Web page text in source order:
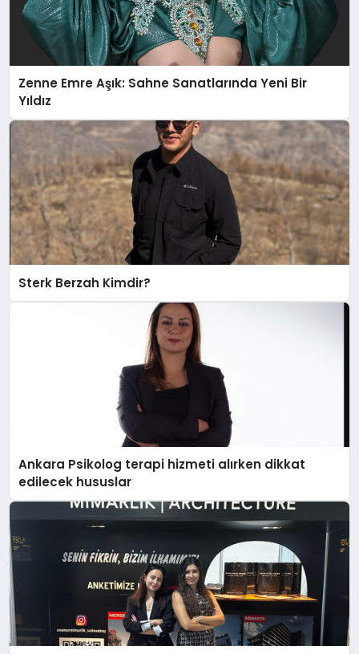
Zenne Emre Aşık: Sahne Sanatlarında Yeni Bir
Yıldız
Sterk Berzah Kimdir?
Ankara Psikolog terapi hizmeti alırken dikkat
edilecek hususlar